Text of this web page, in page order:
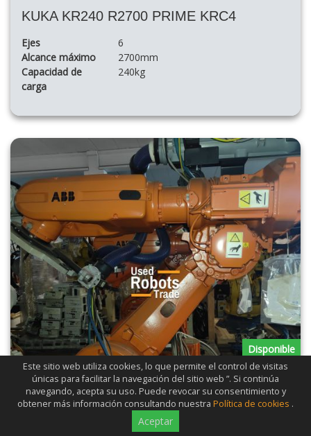
KUKA KR240 R2700 PRIME KRC4
Ejes
6
Alcance máximo
2700mm
Capacidad de
carga
240kg
Disponible
Este sitio web utiliza cookies, lo que permite el control de visitas
únicas para facilitar la navegación del sitio web ”. Si continúa
navegando, acepta su uso. Puede revocar su consentimiento y
obtener más información consultando nuestra Política de cookies .
Aceptar